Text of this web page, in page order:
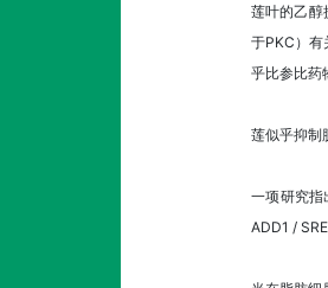
莲叶的乙醇
于PKC）
乎比参比药
莲似乎抑制
一项研究
ADD1 /